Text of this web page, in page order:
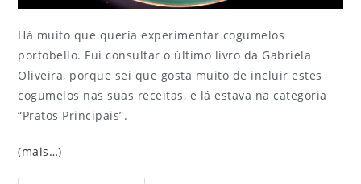
Há muito que queria experimentar cogumelos
portobello. Fui consultar o último livro da Gabriela
Oliveira, porque sei que gosta muito de incluir estes
cogumelos nas suas receitas, e lá estava na categoria
“Pratos Principais”.
(mais…)